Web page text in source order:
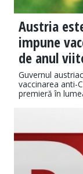
Austria
impune
de anul
Guvernul
vaccinarea anti-
premieră în